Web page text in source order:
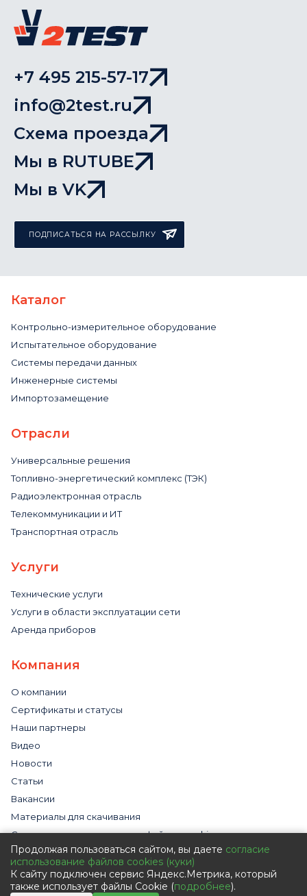
+7 495 215-57-17
info@2test.ru
Схема проезда
Мы в RUTUBE
Мы в VK
ПОДПИСАТЬСЯ НА РАССЫЛКУ
Каталог
Контрольно-измерительное оборудование
Испытательное оборудование
Системы передачи данных
Инженерные системы
Импортозамещение
Отрасли
Универсальные решения
Топливно-энергетический комплекс (ТЭК)
Радиоэлектронная отрасль
Телекоммуникации и ИТ
Транспортная отрасль
Услуги
Технические услуги
Услуги в области эксплуатации сети
Аренда приборов
Компания
О компании
Сертификаты и статусы
Наши партнеры
Видео
Новости
Статьи
Вакансии
Материалы для скачивания
Cогласие на использование файлов cookies
Обработка персональных данных с помощью сервиса
«Яндекс.Метрика»
Политика в отношении обработки персональных данных
Продолжая пользоваться сайтом, вы даете согласие
использование файлов cookies (куки)
К сайту подключен сервис Яндекс.Метрика, который
также использует файлы Cookie (подробнее).